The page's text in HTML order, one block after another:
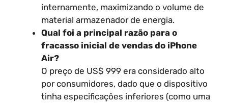
internamente, maximizando o volume de
material armazenador de energia.
Qual foi a principal razão para o
fracasso inicial de vendas do iPhone
Air?
O preço de US$ 999 era considerado alto
por consumidores, dado que o dispositivo
tinha especificações inferiores (como uma